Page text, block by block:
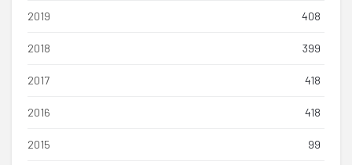
2019 408
2018 399
2017 418
2016 418
2015 99